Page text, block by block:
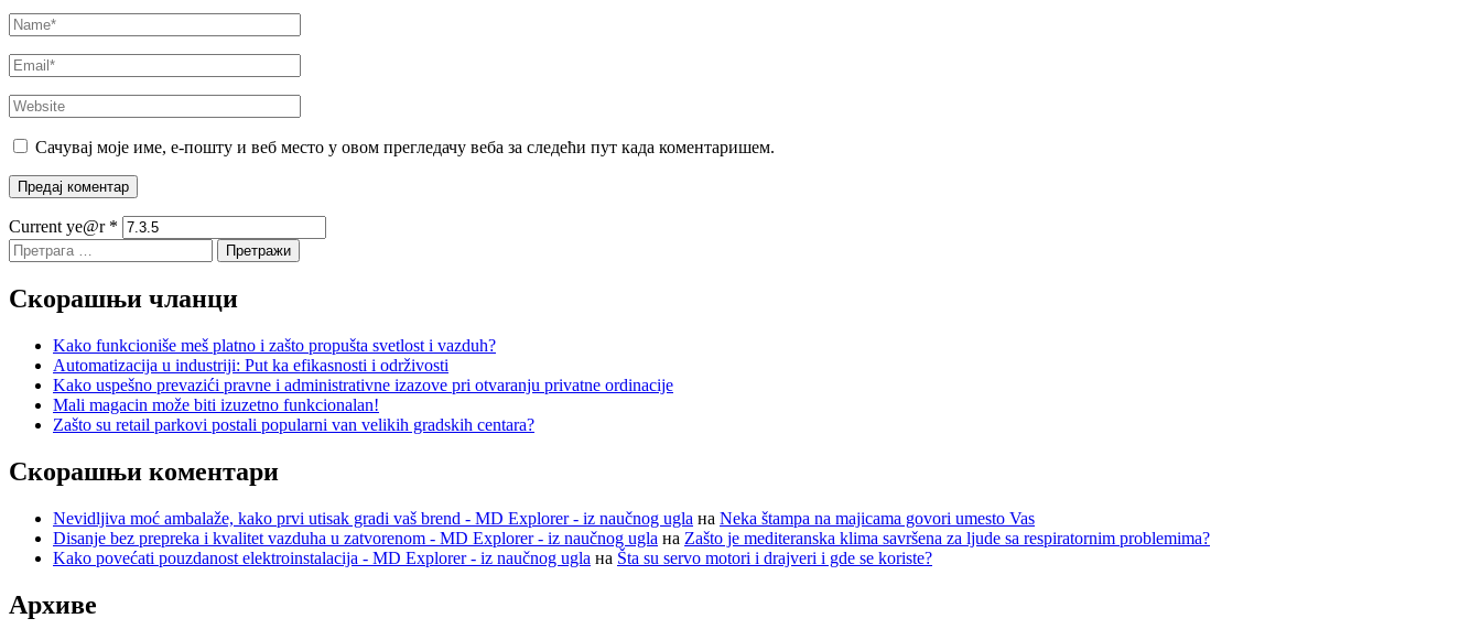
Сачувај моје име, е-пошту и веб место у овом прегледачу веба за следећи пут када коментаришем.
Current ye@r *
Претрага
за:
Скорашњи чланци
Kako funkcioniše meš platno i zašto propušta svetlost i vazduh?
Automatizacija u industriji: Put ka efikasnosti i održivosti
Kako uspešno prevazići pravne i administrativne izazove pri otvaranju privatne ordinacije
Mali magacin može biti izuzetno funkcionalan!
Zašto su retail parkovi postali popularni van velikih gradskih centara?
Скорашњи коментари
Nevidljiva moć ambalaže, kako prvi utisak gradi vaš brend - MD Explorer - iz naučnog ugla на Neka štampa na majicama govori umesto Vas
Disanje bez prepreka i kvalitet vazduha u zatvorenom - MD Explorer - iz naučnog ugla на Zašto je mediteranska klima savršena za ljude sa respiratornim problemima?
Kako povećati pouzdanost elektroinstalacija - MD Explorer - iz naučnog ugla на Šta su servo motori i drajveri i gde se koriste?
Архиве